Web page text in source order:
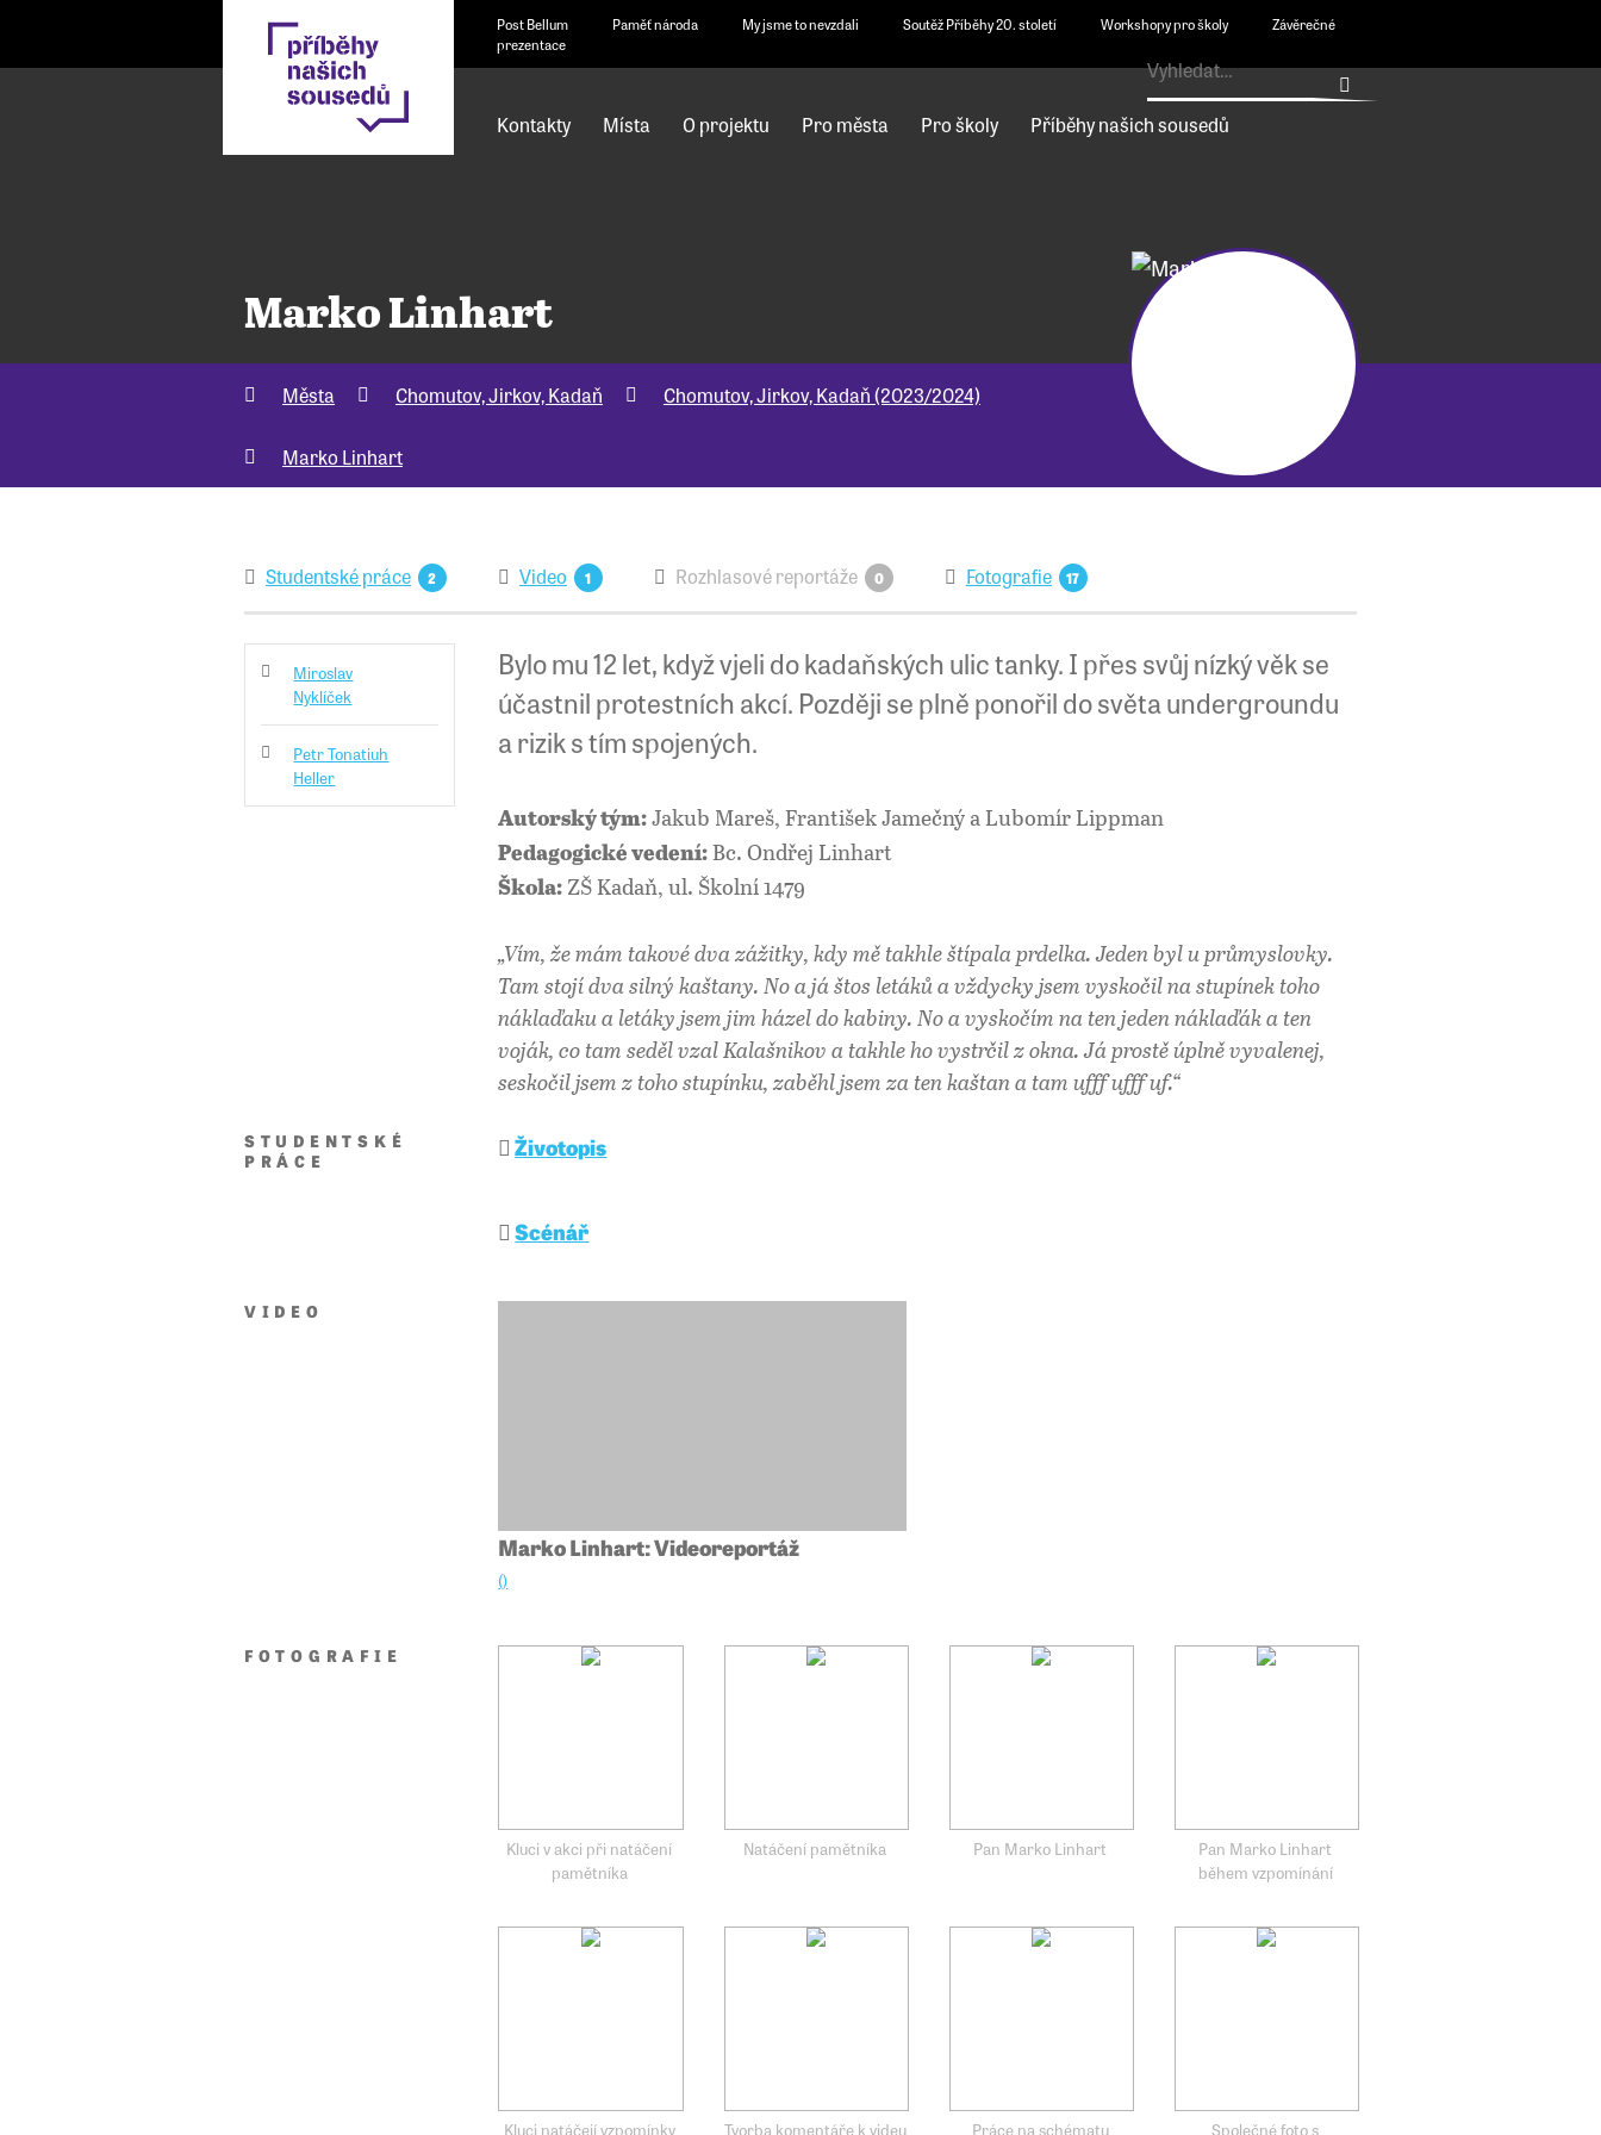
Post Bellum Paměť národa My jsme to nevzdali Soutěž Příběhy 20. století Workshopy pro školy
Závěrečné
prezentace
Kontakty Místa O projektu Pro města Pro školy Příběhy našich sousedů
Marko Linhart
Města Chomutov, Jirkov, Kadaň Chomutov, Jirkov, Kadaň (2023/2024)
Marko Linhart
Studentské práce 2 Video 1 Rozhlasové reportáže 0 Fotografie 17
Miroslav
Nyklíček
Petr Tonatiuh
Heller
Bylo mu 12 let, když vjeli do kadaňských ulic tanky. I přes svůj nízký věk se
účastnil protestních akcí. Později se plně ponořil do světa undergroundu
a rizik s tím spojených.
Autorský tým: Jakub Mareš, František Jamečný a Lubomír Lippman
Pedagogické vedení: Bc. Ondřej Linhart
Škola: ZŠ Kadaň, ul. Školní 1479
„Vím, že mám takové dva zážitky, kdy mě takhle štípala prdelka. Jeden byl u průmyslovky.
Tam stojí dva silný kaštany. No a já štos letáků a vždycky jsem vyskočil na stupínek toho
náklaďaku a letáky jsem jim házel do kabiny. No a vyskočím na ten jeden náklaďák a ten
voják, co tam seděl vzal Kalašnikov a takhle ho vystrčil z okna. Já prostě úplně vyvalenej,
seskočil jsem z toho stupínku, zaběhl jsem za ten kaštan a tam ufff ufff uf.“
STUDENTSKÉ
PRÁCE
Životopis
Scénář
VIDEO
Marko Linhart: Videoreportáž
()
FOTOGRAFIE
Kluci v akci při natáčení
pamětníka
Natáčení pamětníka Pan Marko Linhart
Pan Marko Linhart
během vzpomínání
Kluci natáčejí vzpomínky Tvorba komentáře k videu Práce na schématu Společné foto s